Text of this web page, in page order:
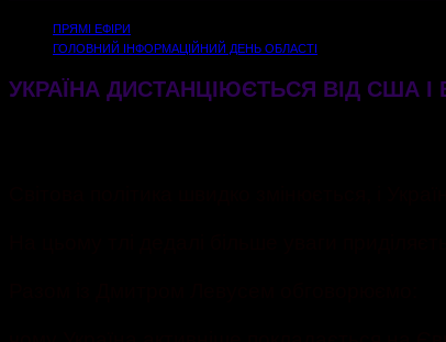
ПРЯМІ ЕФІРИ
ГОЛОВНИЙ ІНФОРМАЦІЙНИЙ ДЕНЬ ОБЛАСТІ
УКРАЇНА ДИСТАНЦІЮЄТЬСЯ ВІД США